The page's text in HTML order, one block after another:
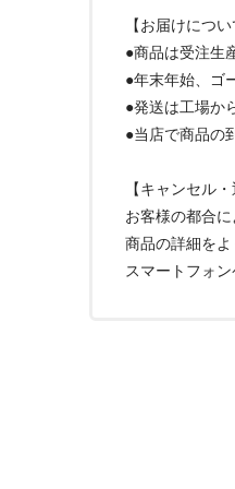
【お届けについ
●商品は受注生
●年末年始、ゴ
●発送は工場か
●当店で商品の
【キャンセル
お客様の都合
商品の詳細をよ
スマートフォ